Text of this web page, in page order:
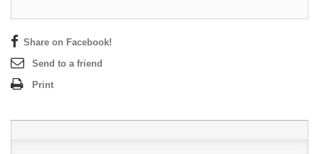
Share on Facebook!
Send to a friend
Print